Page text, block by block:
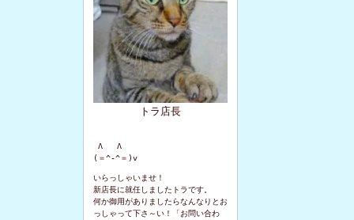
トラ店長
Λ   Λ
(＝^-^＝)v
いらっしゃいませ！
新店長に就任しましたトラです。
何か御用がありましたらなんなりとお
っしゃって下さ～い！「お問い合わ